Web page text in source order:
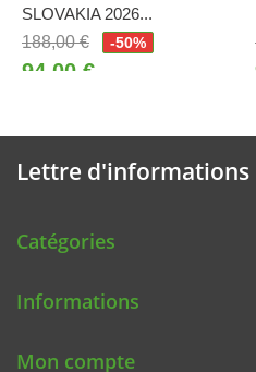
SLOVAKIA 2026...
188,00 €
-50%
94,00 €
Lettre d'informations
Catégories
Informations
Mon compte